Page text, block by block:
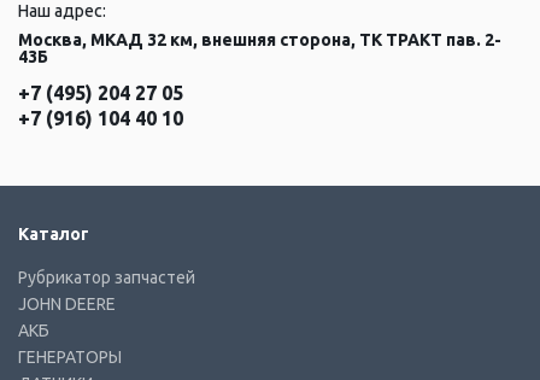
Наш адрес:
Москва, МКАД 32 км, внешняя сторона, ТК ТРАКТ пав. 2-
43Б
+7 (495) 204 27 05
+7 (916) 104 40 10
Каталог
Рубрикатор запчастей
JOHN DEERE
АКБ
ГЕНЕРАТОРЫ